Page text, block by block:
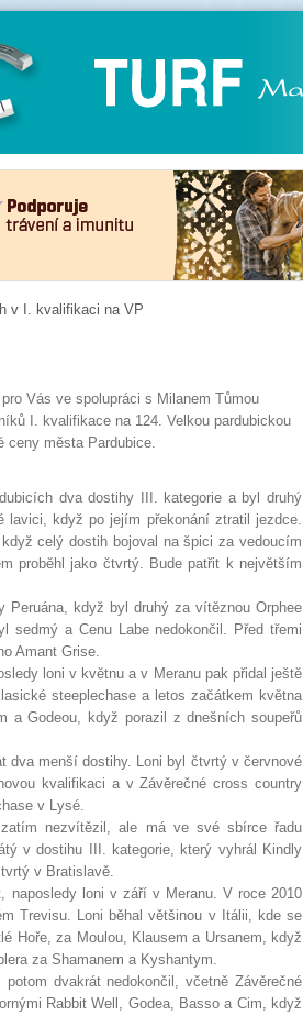
v I. kvalifikaci na VP
Vás ve spolupráci s Milanem Tůmou
I. kvalifikace na 124. Velkou pardubickou
ceny města Pardubice.
dva dostihy III. kategorie a byl druhý
lavici, když po jejím překonání ztratil jezdce.
celý dostih bojoval na špici za vedoucím
proběhl jako čtvrtý. Bude patřit k největším
když byl druhý za vítěznou Orphee
sedmý a Cenu Labe nedokončil. Před třemi
Amant Grise.
loni v květnu a v Meranu pak přidal ještě
steeplechase a letos začátkem května
a Godeou, když porazil z dnešních soupeřů
dva menší dostihy. Loni byl čtvrtý v červnové
kvalifikaci a v Závěrečné cross country
v Lysé.
nezvítězil, ale má ve své sbírce řadu
v dostihu III. kategorie, který vyhrál Kindly
v Bratislavě.
loni v září v Meranu. V roce 2010
Trevisu. Loni běhal většinou v Itálii, kde se
Hoře, za Moulou, Klausem a Ursanem, když
za Shamanem a Kyshantym.
dvakrát nedokončil, včetně Závěrečné
Rabbit Well, Godea, Basso a Cim, když